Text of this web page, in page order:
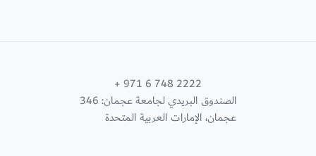
+ 971 6 748 2222
الصندوق البريدي لجامعة عجمان: 346
عجمان، الإمارات العربية المتحدة